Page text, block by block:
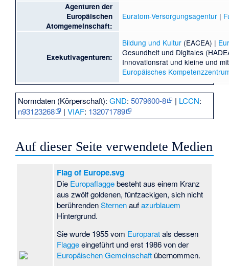
Agenturen der
Europäischen
Atomgemeinschaft:
Euratom-Versorgungsagentur|
Exekutivagenturen:
Bildung und Kultur(EACEA) |
Gesundheit und Digitales
Innovationsrat und kleine und
Europäisches
Normdaten (Körperschaft):GND:5079600-8 | LCCN:
n93123268
|VIAF: 132071789
Auf dieser Seite verwendete Medien
Flag of Europe.svg
Die Europaflaggebesteht aus einem Kranz
aus zwölf goldenen, fünfzackigen, sich nicht
berührendenSternenaufazurblauem
Hintergrund.
Sie wurde 1955 vom Europaratals dessen
Flaggeeingeführt und erst 1986 von der
Europäischen Gemeinschaft übernommen.